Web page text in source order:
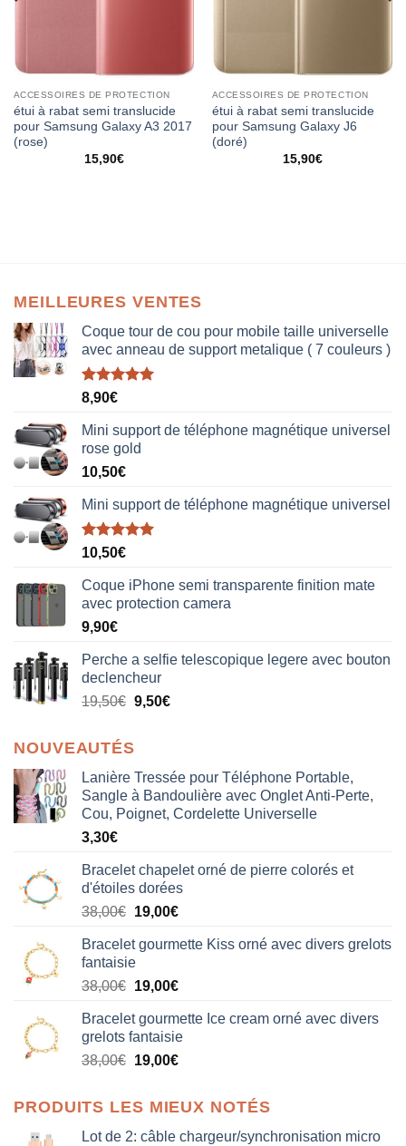
ACCESSOIRES DE PROTECTION
étui à rabat semi translucide
pour Samsung Galaxy A3 2017
(rose)
15,90€
ACCESSOIRES DE PROTECTION
étui à rabat semi translucide
pour Samsung Galaxy J6
(doré)
15,90€
MEILLEURES VENTES
Coque tour de cou pour mobile taille universelle
avec anneau de support metalique ( 7 couleurs )
Note5.00
8,90€
Mini support de téléphone magnétique universel
rose gold
10,50€
Mini support de téléphone magnétique universel
Note5.00
10,50€
Coque iPhone semi transparente finition mate
avec protection camera
9,90€
Perche a selfie telescopique legere avec bouton
declencheur
19,50€ 9,50€
NOUVEAUTÉS
Lanière Tressée pour Téléphone Portable,
Sangle à Bandoulière avec Onglet Anti-Perte,
Cou, Poignet, Cordelette Universelle
3,30€
Bracelet chapelet orné de pierre colorés et
d'étoiles dorées
38,00€ Le
initial
était :
38,00€.
19,00€Le
actuel
19,00€.
Bracelet gourmette Kiss orné avec divers grelots
fantaisie
38,00€ Le
initial
était :
38,00€.
19,00€Le
actuel
est :
19,00€.
Bracelet gourmette Ice cream orné avec divers
grelots fantaisie
38,00€ Le
était :
38,00€.
19,00€Le
est :
19,00€.
PRODUITS LES MIEUX NOTÉS
Lot de 2: câble chargeur/synchronisation micro